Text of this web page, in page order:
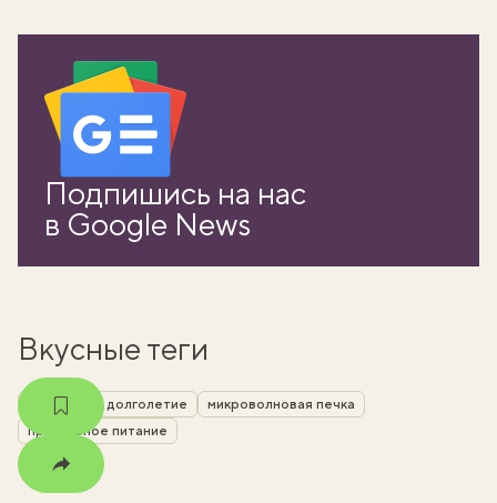
Подпишись на нас
в Google News
Вкусные теги
здоровье и долголетие
микроволновая печка
правильное питание